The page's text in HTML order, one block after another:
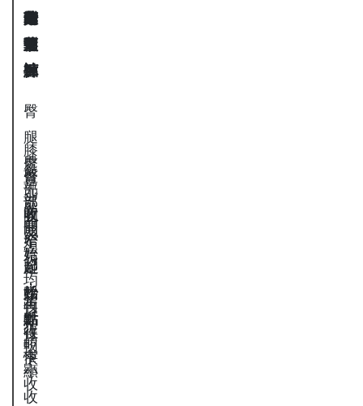
比
較
點
錐
形
褲
繭
型
褲
老
爺
褲
蘿
蔔
褲
彎
刀
褲
收
窄
起
始
點
臀
部
開
始
均
勻
收
窄
臀
腿
處
先
寬
，
腳
踝
才
明
顯
收
臀
部
開
始
，
收
幅
較
小
臀
部
開
始
，
收
得
快
膝
蓋
處
最
寬
，
再
往
下
收